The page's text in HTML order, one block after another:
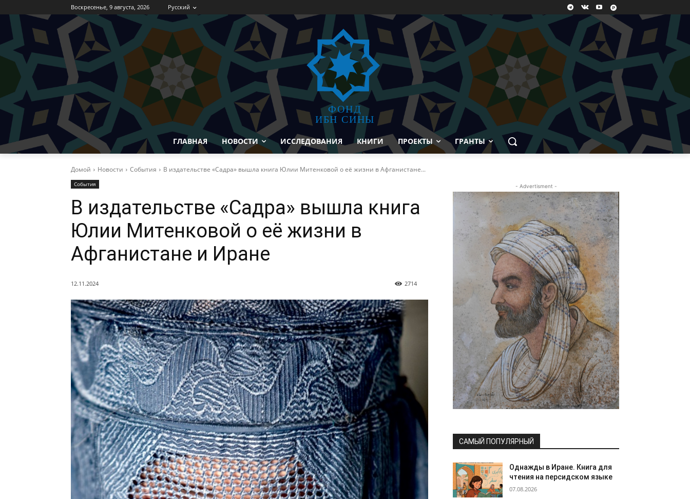
Воскресенье, 9 августа, 2026 Русский
ФОНД
ИБН СИНЫ
ГЛАВНАЯ НОВОСТИ ИССЛЕДОВАНИЯ КНИГИ ПРОЕКТЫ ГРАНТЫ
Домой Новости События В издательстве «Садра» вышла книга Юлии Митенковой о её жизни в Афганистане...
События
В издательстве «Садра» вышла книга
Юлии Митенковой о её жизни в
Афганистане и Иране
12.11.2024 2714
- Advertisment -
САМЫЙ ПОПУЛЯРНЫЙ
Однажды в Иране. Книга для
чтения на персидском языке
07.08.2026